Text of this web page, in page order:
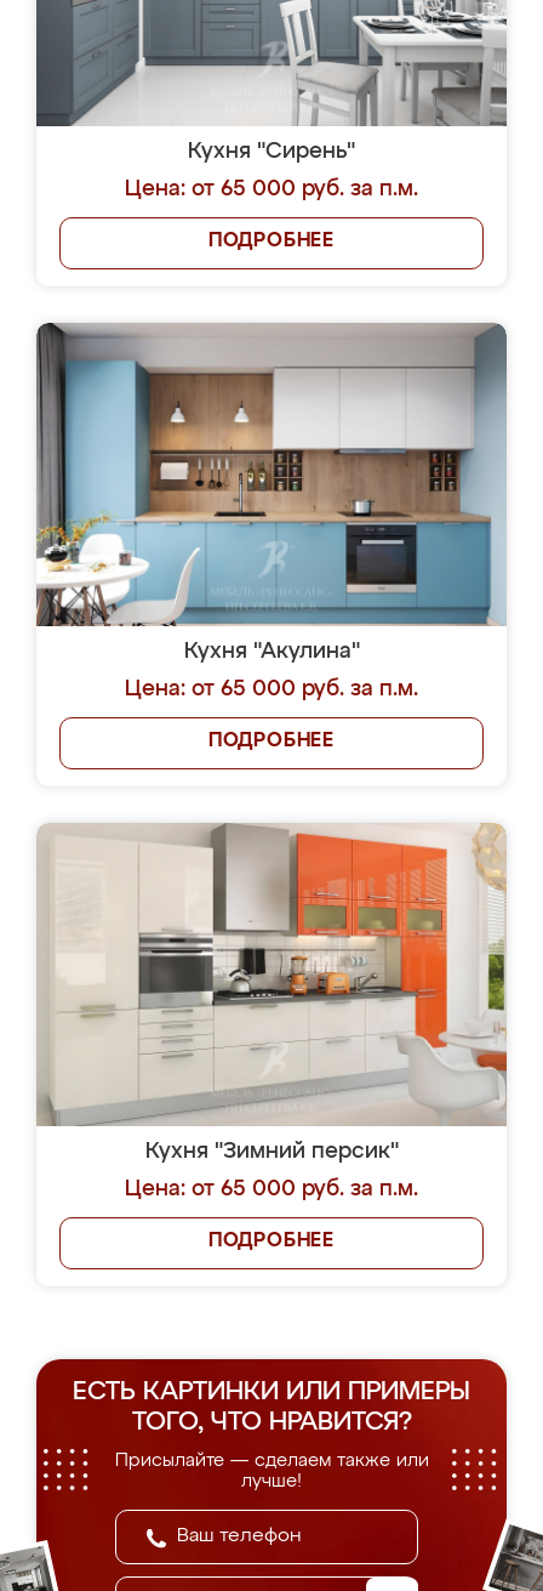
Кухня "Сирень"
Цена: от 65 000 руб. за п.м.
ПОДРОБНЕЕ
Кухня "Акулина"
Цена: от 65 000 руб. за п.м.
ПОДРОБНЕЕ
Кухня "Зимний персик"
Цена: от 65 000 руб. за п.м.
ПОДРОБНЕЕ
ЕСТЬ КАРТИНКИ ИЛИ ПРИМЕРЫ
ТОГО, ЧТО НРАВИТСЯ?
Присылайте — сделаем также или
лучше!